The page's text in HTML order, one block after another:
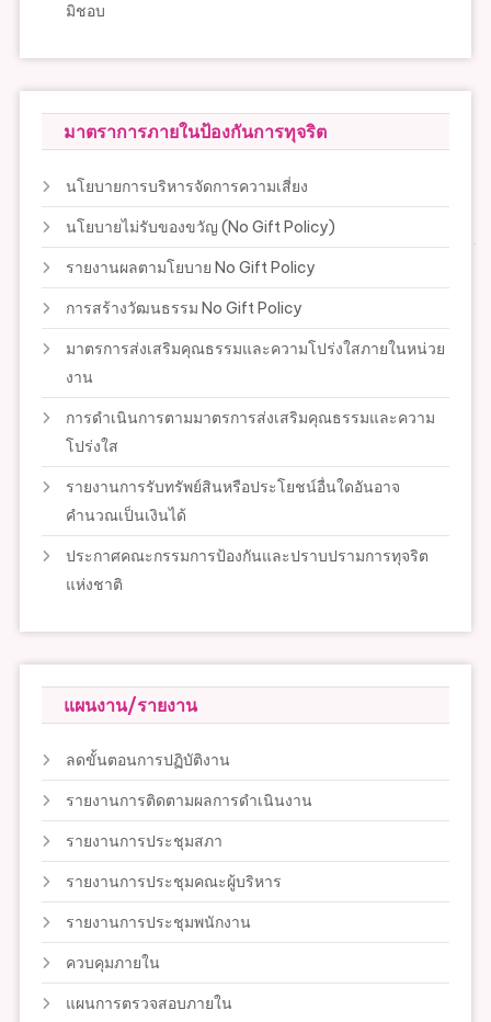
มิชอบ
มาตราการภายในป้องกันการทุจริต
นโยบายการบริหารจัดการความเสี่ยง
นโยบายไม่รับของขวัญ (No Gift Policy)
รายงานผลตามโยบาย No Gift Policy
การสร้างวัฒนธรรม No Gift Policy
มาตรการส่งเสริมคุณธรรมและความโปร่งใสภายในหน่วย
งาน
การดำเนินการตามมาตรการส่งเสริมคุณธรรมและความ
โปร่งใส
รายงานการรับทรัพย์สินหรือประโยชน์อื่นใดอันอาจ
คำนวณเป็นเงินได้
ประกาศคณะกรรมการป้องกันและปราบปรามการทุจริต
แห่งชาติ
แผนงาน/รายงาน
ลดขั้นตอนการปฏิบัติงาน
รายงานการติดตามผลการดำเนินงาน
รายงานการประชุมสภา
รายงานการประชุมคณะผู้บริหาร
รายงานการประชุมพนักงาน
ควบคุมภายใน
แผนการตรวจสอบภายใน